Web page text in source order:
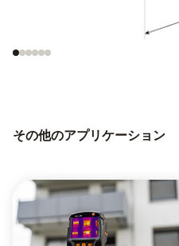
1ピクセルあたりの
その他のアプリケーション